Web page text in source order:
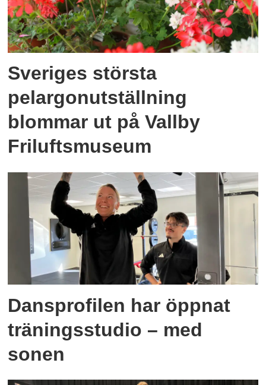
Sveriges största
pelargonutställning
blommar ut på Vallby
Friluftsmuseum
Dansprofilen har öppnat
träningsstudio – med
sonen